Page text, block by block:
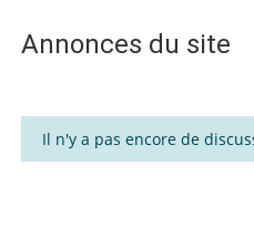
Annonces du site
Il n'y a pas encore de